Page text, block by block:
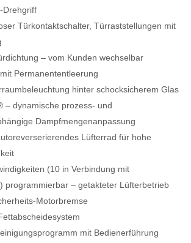
Drehgriff
Türkontaktschalter, Türraststellungen mit
– vom Kunden wechselbar
Permanententleerung
hinter schocksicherem Glas
– dynamische prozess- und
Dampfmengenanpassung
Lüfterrad für hohe
(10 in Verbindung mit
programmierbar – getakteter Lüfterbetrieb
Motorbremse
mit Bedienerführung